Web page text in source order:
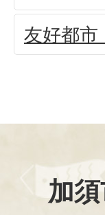
友好都市
加